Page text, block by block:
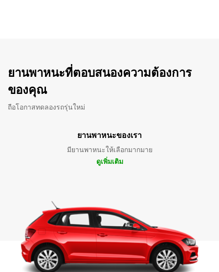
ยานพาหนะที่ตอบสนองความต้องการ
ของคุณ
ถือโอกาสทดลองรถรุ่นใหม่
ยานพาหนะของเรา
มียานพาหนะให้เลือกมากมาย
ดูเพิ่มเติม